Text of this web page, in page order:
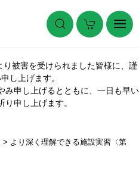
被害を受けられました皆様に、謹
し上げます。
み申し上げるとともに、一日も早い
り申し上げます。
> より深く理解できる施設実習〈第